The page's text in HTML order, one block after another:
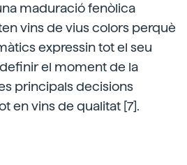
maduració fenòlica
vins de vius colors perquè
expressin tot el seu
el moment de la
principals decisions
en vins de qualitat [7].